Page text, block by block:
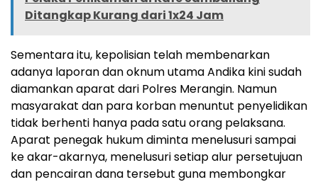
Ditangkap Kurang dari 1x24 Jam
Sementara itu, kepolisian telah membenarkan
adanya laporan dan oknum utama Andika kini sudah
diamankan aparat dari Polres Merangin. Namun
masyarakat dan para korban menuntut penyelidikan
tidak berhenti hanya pada satu orang pelaksana.
Aparat penegak hukum diminta menelusuri sampai
ke akar-akarnya, menelusuri setiap alur persetujuan
dan pencairan dana tersebut guna membongkar